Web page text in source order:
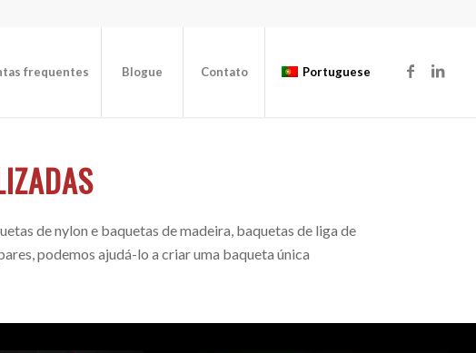
frequentes Blogue Contato Portuguese
de nylon e baquetas de madeira, baquetas de liga de
podemos ajudá-lo a criar uma baqueta única